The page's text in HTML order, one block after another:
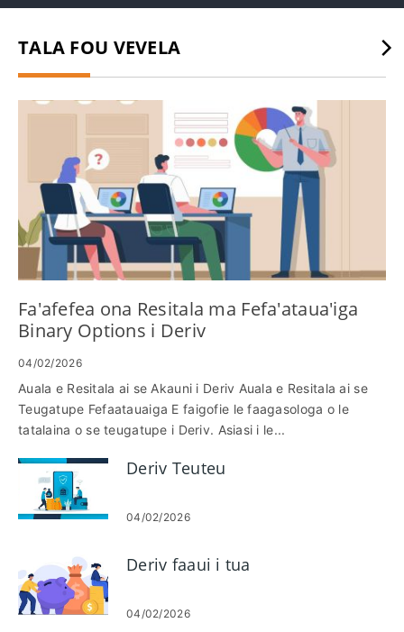
TALA FOU VEVELA
Fa'afefea ona Resitala ma Fefa'ataua'iga
Binary Options i Deriv
04/02/2026
Auala e Resitala ai se Akauni i Deriv Auala e Resitala ai se
Teugatupe Fefaatauaiga E faigofie le faagasologa o le
tatalaina o se teugatupe i Deriv. Asiasi i le...
Deriv Teuteu
04/02/2026
Deriv faaui i tua
04/02/2026